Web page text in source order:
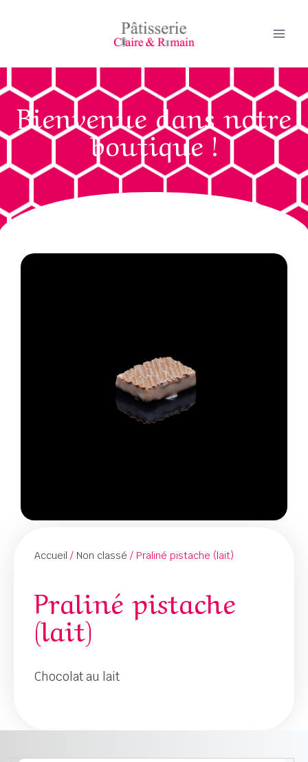
Bienvenue dans notre
boutique !
Accueil / Non classé / Praliné pistache (lait)
Praliné pistache
(lait)
Chocolat au lait